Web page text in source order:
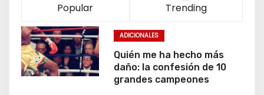
Popular Trending
ADICIONALES
Quién me ha hecho más
daño: la confesión de 10
grandes campeones